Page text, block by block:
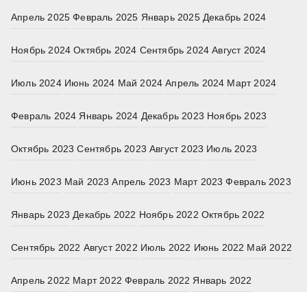
Апрель 2025 Февраль 2025 Январь 2025 Декабрь 2024
Ноябрь 2024 Октябрь 2024 Сентябрь 2024 Август 2024
Июль 2024 Июнь 2024 Май 2024 Апрель 2024 Март 2024
Февраль 2024 Январь 2024 Декабрь 2023 Ноябрь 2023
Октябрь 2023 Сентябрь 2023 Август 2023 Июль 2023
Июнь 2023 Май 2023 Апрель 2023 Март 2023 Февраль 2023
Январь 2023 Декабрь 2022 Ноябрь 2022 Октябрь 2022
Сентябрь 2022 Август 2022 Июль 2022 Июнь 2022 Май 2022
Апрель 2022 Март 2022 Февраль 2022 Январь 2022